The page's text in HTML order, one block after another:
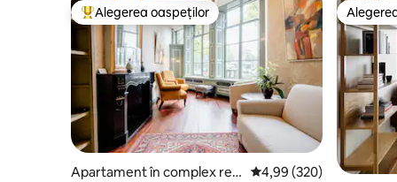
Locuință din topul categoriei Alegerea oaspeților
Alegerea oaspeților
Apartament în complex rezi Scor mediu de 4,99 din
4,99 (320)